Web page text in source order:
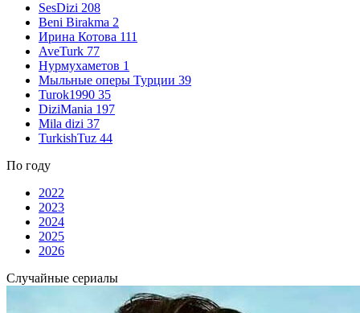
SesDizi 208
Beni Birakma 2
Ирина Котова 111
AveTurk 77
Нурмухаметов 1
Мыльные оперы Турции 39
Turok1990 35
DiziMania 197
Mila dizi 37
TurkishTuz 44
По году
2022
2023
2024
2025
2026
Случайные сериалы